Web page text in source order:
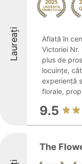
Laureați
Aflată în
Victoriei Nr.
plus de
locuințe,
experiență
florale,
9.5
The